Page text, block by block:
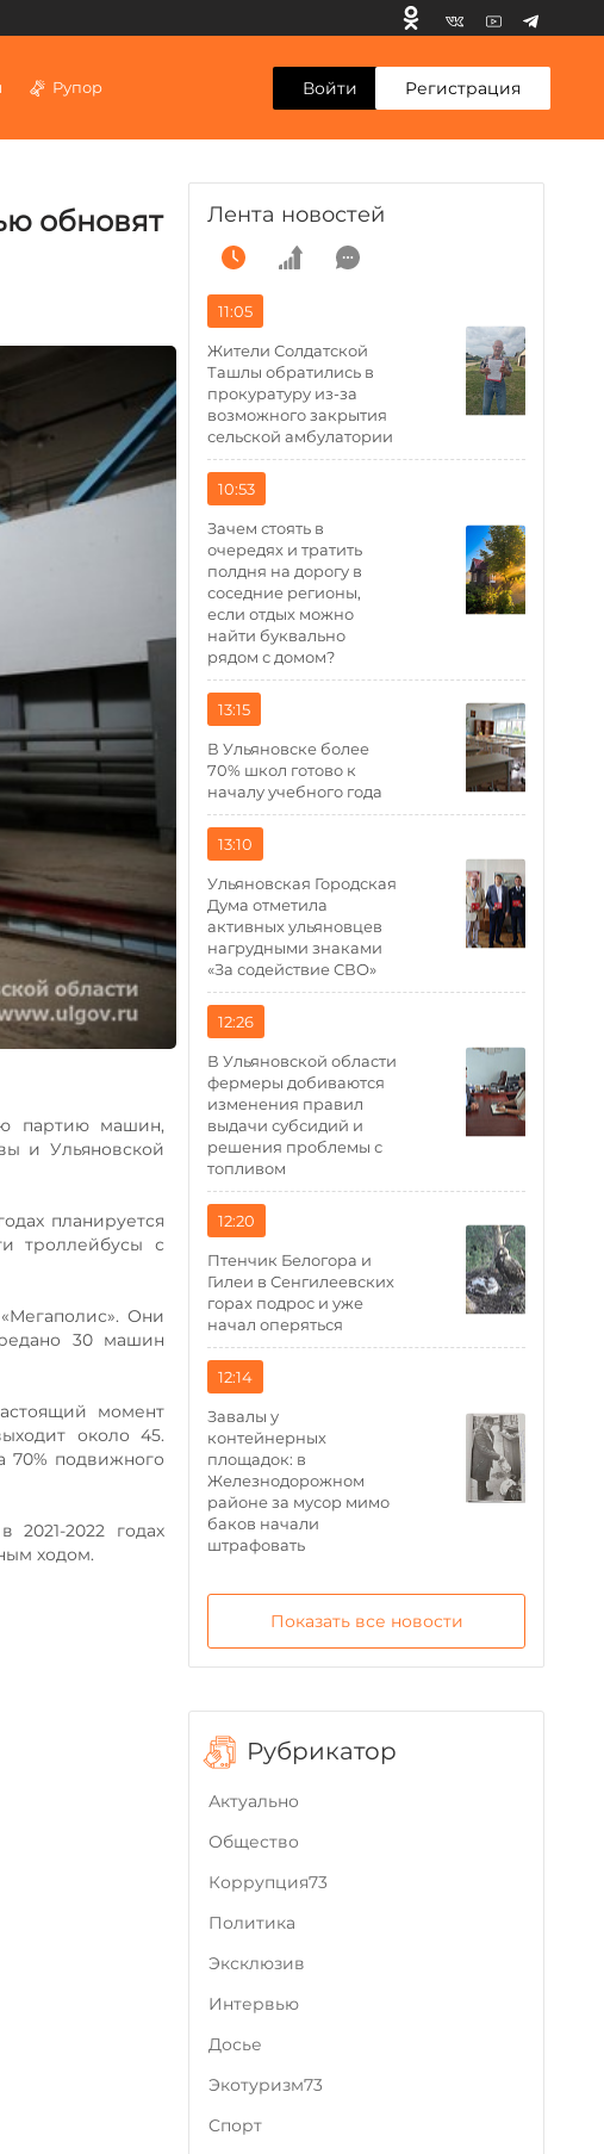
Рупор Войти Регистрация
обновят
партию машин,
и Ульяновской
планируется
троллейбусы с
Они
30 машин
момент
около 45.
70% подвижного
2022 годах
ходом.
Лента новостей
11:05
Жители Солдатской
Ташлы обратились в
прокуратуру из-за
возможного закрытия
сельской амбулатории
10:53
Зачем стоять в
очередях и тратить
полдня на дорогу в
соседние регионы,
если отдых можно
найти буквально
рядом с домом?
13:15
В Ульяновске более
70% школ готово к
началу учебного года
13:10
Ульяновская Городская
Дума отметила
активных ульяновцев
нагрудными знаками
«За содействие СВО»
12:26
В Ульяновской области
фермеры добиваются
изменения правил
выдачи субсидий и
решения проблемы с
топливом
12:20
Птенчик Белогора и
Гилеи в Сенгилеевских
горах подрос и уже
начал оперяться
12:14
Завалы у
контейнерных
площадок: в
Железнодорожном
районе за мусор мимо
баков начали
штрафовать
Показать все новости
Рубрикатор
Актуально
Общество
Коррупция73
Политика
Эксклюзив
Интервью
Досье
Экотуризм73
Cпорт